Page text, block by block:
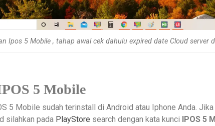
Ipos 5 Mobile , tahap awal cek dahulu expired date Cloud server
5 Mobile
5 Mobile sudah terinstall di Android atau Iphone Anda. Jika
silahkan pada PlayStore search dengan kata kunci IPOS 5